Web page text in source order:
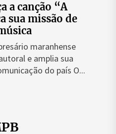
a canção “A
sua missão de
maranhense
e amplia sua
do país O...